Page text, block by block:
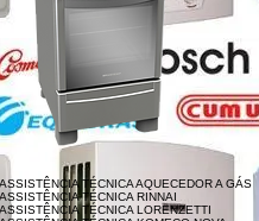
ASSISTÊNCIA TÉCNICA AQUECEDOR A GÁS
ASSISTÊNCIA TÉCNICA RINNAI
ASSISTÊNCIA TÉCNICA LORENZETTI